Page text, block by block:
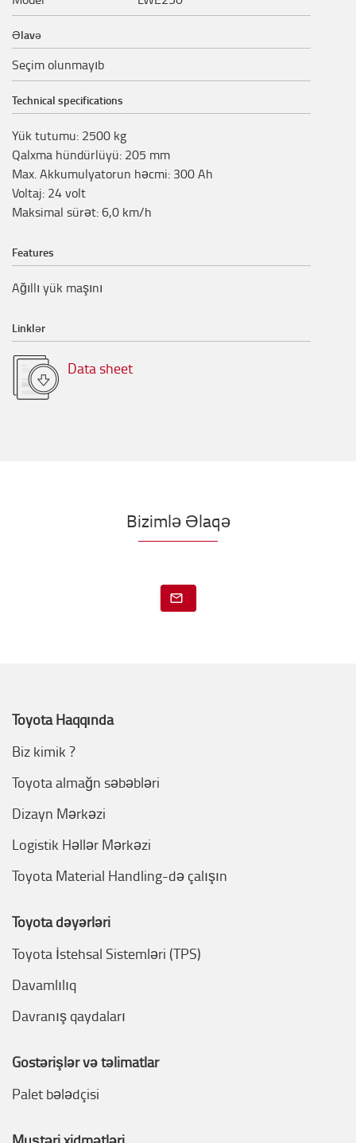
Əlavə
Seçim olunmayıb
Technical specifications
Yük tutumu: 2500 kg
Qalxma hündürlüyü: 205 mm
Max. Akkumulyatorun həcmi: 300Ah
Voltaj: 24volt
Maksimal sürət:6,0 km/h
Features
Ağıllı yük maşını
Linklər
Data sheet
Bizimlə Əlaqə
Toyota Haqqında
Biz kimik ?
Toyota almağn səbəbləri
Dizayn Mərkəzi
Logistik Həllər Mərkəzi
Toyota Material Handling-də çalışın
Toyota dəyərləri
Toyota İstehsal Sistemləri (TPS)
Davamlılıq
Davranış qaydaları
Göstərişlər və təlimatlar
Palet bələdçisi